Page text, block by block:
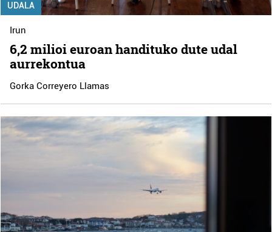
UDALA
Irun
6,2 milioi euroan handituko dute udal
aurrekontua
Gorka Correyero Llamas